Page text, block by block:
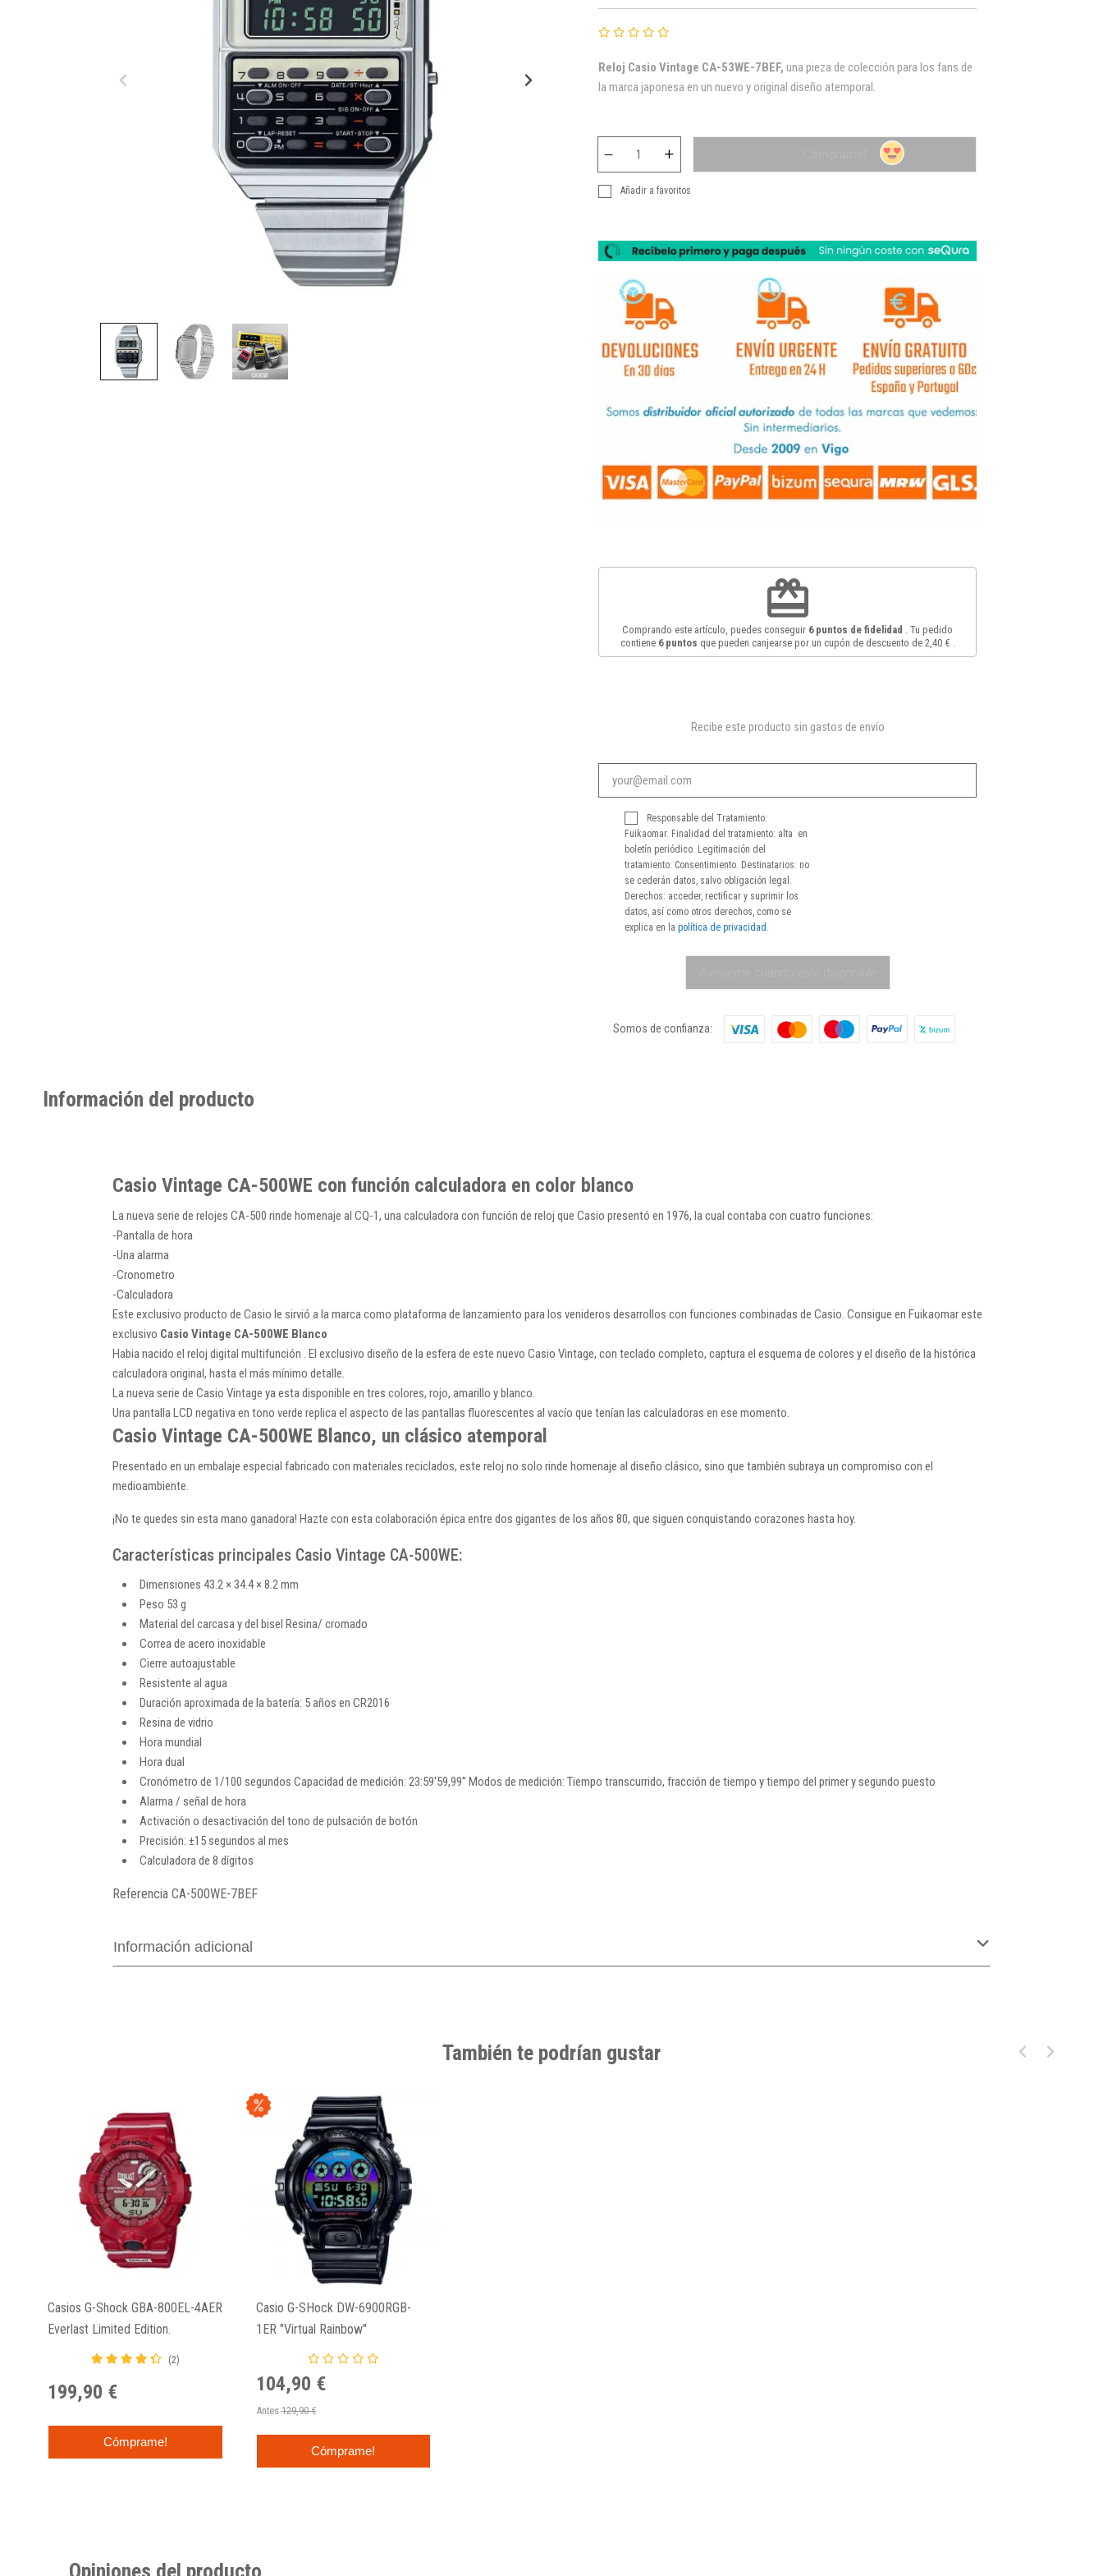
Reloj Casio Vintage CA-53WE-7BEF, una pieza de colección para los fans de
la marca japonesa en un nuevo y original diseño atemporal.
Añadir a favoritos
redeem
Comprando este artículo, puedes conseguir 6puntos de fidelidad . Tu pedido
contiene 6puntos que pueden canjearse por un cupón de descuento de 2,40 €
Recibe este producto sin gastos de envío
Responsable del Tratamiento:
Fuikaomar. Finalidad del tratamiento: alta en
boletín periódico. Legitimación del
tratamiento: Consentimiento. Destinatarios: no
se cederán datos, salvo obligación legal.
Derechos: acceder, rectificar y suprimir los
datos, así como otros derechos, como se
explica en la política de privacidad
Somos de confianza:
Información del producto
Casio Vintage CA-500WE con función calculadora en color blanco
La nueva serie de relojes CA-500 rinde homenaje al CQ-1, una calculadora con función de reloj que Casio presentó en 1976, la cual contaba con cuatro funciones:
-Pantalla de hora
-Una alarma
-Cronometro
-Calculadora
Este exclusivo producto de Casio le sirvió a la marca como plataforma de lanzamiento para los venideros desarrollos con funciones combinadas de Casio. Consigue en Fuikaomar este
exclusivo Casio Vintage CA-500WE Blanco
Habia nacido el reloj digital multifunción . El exclusivo diseño de la esfera de este nuevo Casio Vintage, con teclado completo, captura el esquema de colores y el diseño de la histórica
calculadora original, hasta el más mínimo detalle.
La nueva serie de Casio Vintage ya esta disponible en tres colores, rojo, amarillo y blanco.
Una pantalla LCD negativa en tono verde replica el aspecto de las pantallas fluorescentes al vacío que tenían las calculadoras en ese momento.
Casio Vintage CA-500WE Blanco, un clásico atemporal
Presentado en un embalaje especial fabricado con materiales reciclados, este reloj no solo rinde homenaje al diseño clásico, sino que también subraya un compromiso con el
medioambiente.
¡No te quedes sin esta mano ganadora! Hazte con esta colaboración épica entre dos gigantes de los años 80, que siguen conquistando corazones hasta hoy.
Características principales Casio Vintage CA-500WE:
Dimensiones 43.2 × 34.4 × 8.2 mm
Peso 53 g
Material del carcasa y del bisel Resina/ cromado
Correa de acero inoxidable
Cierre autoajustable
Resistente al agua
Duración aproximada de la batería: 5 años en CR2016
Resina de vidrio
Hora mundial
Hora dual
Cronómetro de 1/100 segundos Capacidad de medición: 23:59'59,99'' Modos de medición: Tiempo transcurrido, fracción de tiempo y tiempo del primer y segundo puesto
Alarma / señal de hora
Activación o desactivación del tono de pulsación de botón
Precisión: ±15 segundos al mes
Calculadora de 8 dígitos
Referencia CA-500WE-7BEF
Información adicional
También te podrían gustar
Casios G-Shock GBA-800EL-4AER
Everlast Limited Edition.
(2)
199,90 €
Cómprame!
Casio G-SHock DW-6900RGB-
1ER "Virtual Rainbow"
104,90 €
Antes 129,90 €
Cómprame!
Opiniones del producto